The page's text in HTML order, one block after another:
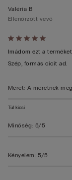
Értékelés:
5/5
Valéria B
Ellenőrzött vevő
Imádom ezt a
Szép, formás cicit ad.
Méret: A méretnek
Túl kicsi
Minőség: 5/5
Kényelem: 5/5